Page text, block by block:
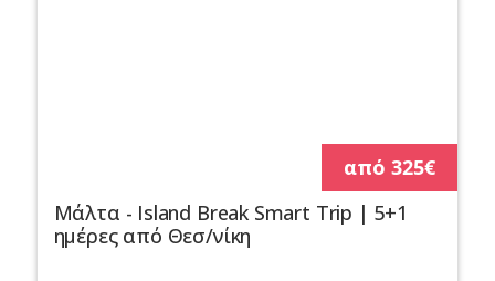
από 325€
Μάλτα - Island Break Smart Trip | 5+1
ημέρες από Θεσ/νίκη